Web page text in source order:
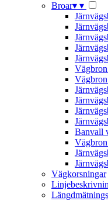
Broar▾ ▾
Banvall
Vägkorsningar